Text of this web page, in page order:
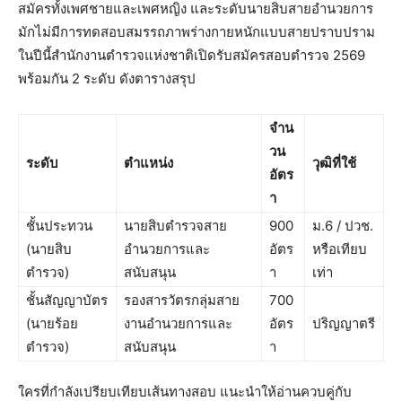
สมัครทั้งเพศชายและเพศหญิง และระดับนายสิบสายอำนวยการ
มักไม่มีการทดสอบสมรรถภาพร่างกายหนักแบบสายปราบปราม
ในปีนี้สำนักงานตำรวจแห่งชาติเปิดรับสมัครสอบตำรวจ 2569
พร้อมกัน 2 ระดับ ดังตารางสรุป
ระดับ ตำแหน่ง
จำน
วน
อัตร
า
วุฒิที่ใช้
ชั้นประทวน
(นายสิบ
ตำรวจ)
นายสิบตำรวจสาย
อำนวยการและ
สนับสนุน
900
อัตร
า
ม.6 / ปวช.
หรือเทียบ
เท่า
ชั้นสัญญาบัตร
(นายร้อย
ตำรวจ)
รองสารวัตรกลุ่มสาย
งานอำนวยการและ
สนับสนุน
700
อัตร
า
ปริญญาตรี
ใครที่กำลังเปรียบเทียบเส้นทางสอบ แนะนำให้อ่านควบคู่กับ